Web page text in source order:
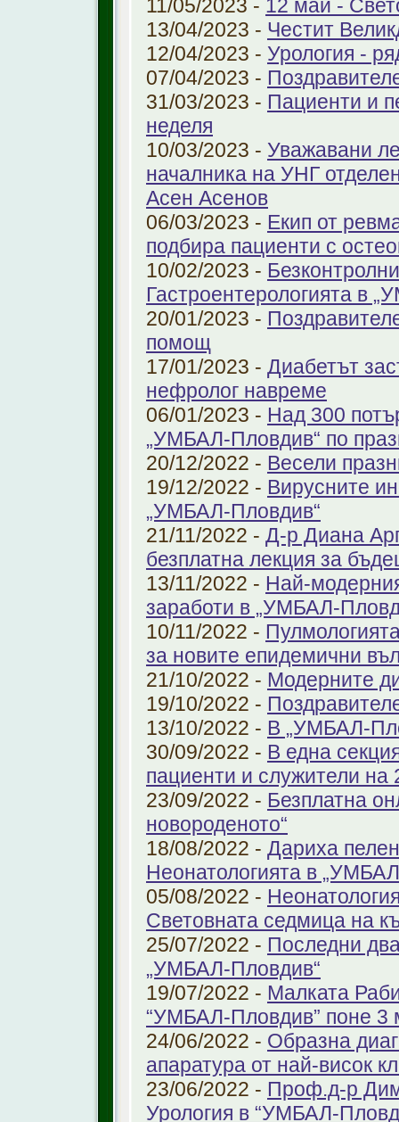
11/05/2023 - 12 май -
13/04/2023 - Честит
12/04/2023 - Урология -
07/04/2023 -
31/03/2023 - Пациенти и
неделя
10/03/2023 - Уважавани
началника на УНГ
Асен Асенов
06/03/2023 - Екип от
подбира пациенти с
10/02/2023 -
Гастроентерологията в
20/01/2023 -
помощ
17/01/2023 - Диабетът
нефролог навреме
06/01/2023 - Над 300
„УМБАЛ-Пловдив“ по
20/12/2022 - Весели
19/12/2022 - Вирусните
„УМБАЛ-Пловдив“
21/11/2022 - Д-р Диана
безплатна лекция за
13/11/2022 - Най-
заработи в „УМБАЛ-
10/11/2022 -
за новите епидемични
21/10/2022 - Модерните
19/10/2022 -
13/10/2022 - В „УМБАЛ-
30/09/2022 - В една
пациенти и служители на
23/09/2022 - Безплатна
новороденото“
18/08/2022 - Дариха
Неонатологията в
05/08/2022 -
Световната седмица на
25/07/2022 - Последни
„УМБАЛ-Пловдив“
19/07/2022 - Малката
“УМБАЛ-Пловдив” поне 3
24/06/2022 - Образна
апаратура от най-висок
23/06/2022 - Проф.д-р
Урология в “УМБАЛ-